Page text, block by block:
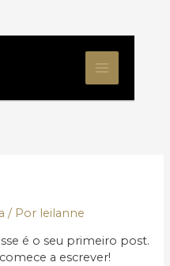
MAIN
/ Por leilanne
é o seu primeiro post.
a escrever!